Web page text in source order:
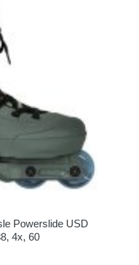
Powerslide USD
4x, 60